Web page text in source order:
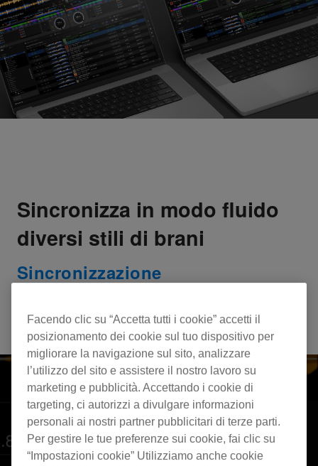
Sincronizza in modo fluido
diversi stili di brani
Sincronizzazione
a supporto delle tue performance.
Facendo clic su “Accetta tutti i cookie” accetti il
posizionamento dei cookie sul tuo dispositivo per
migliorare la navigazione sul sito, analizzare
l’utilizzo del sito e assistere il nostro lavoro su
marketing e pubblicità. Accettando i cookie di
targeting, ci autorizzi a divulgare informazioni
personali ai nostri partner pubblicitari di terze parti.
Per gestire le tue preferenze sui cookie, fai clic su
“Impostazioni cookie” Utilizziamo anche cookie